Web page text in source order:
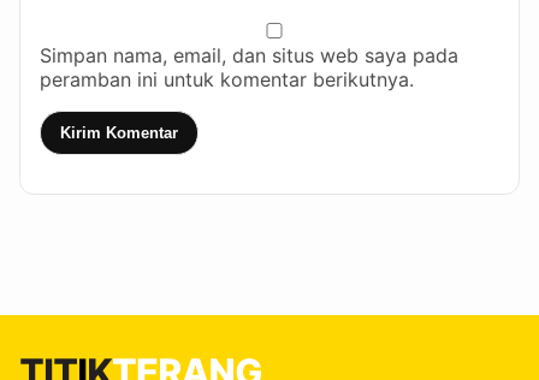
Simpan nama, email, dan situs web saya pada
peramban ini untuk komentar berikutnya.
Kirim Komentar